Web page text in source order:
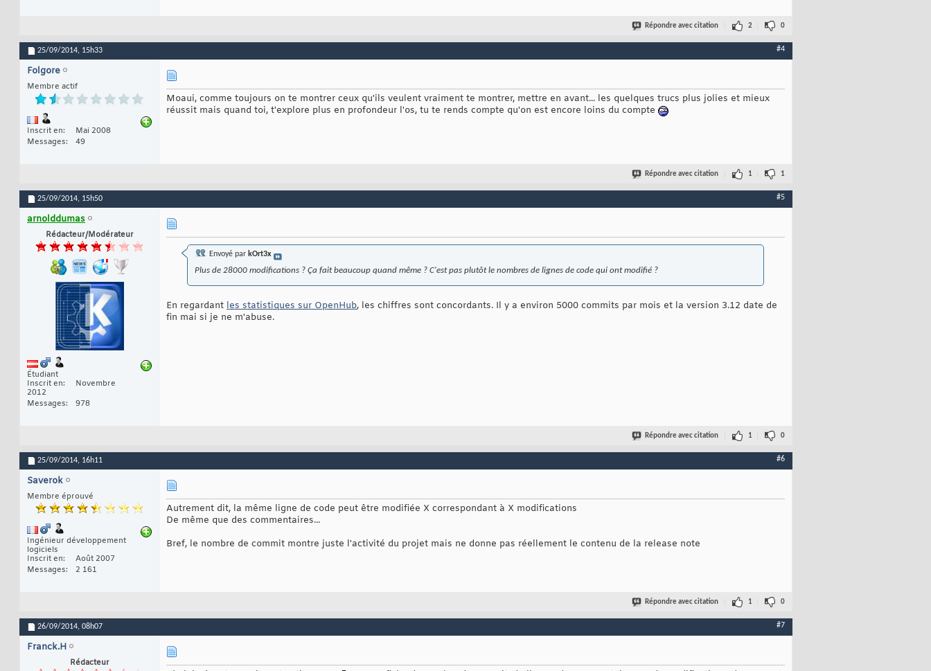
Répondre avec citation 2 0
25/09/2014, 15h33 #4
Folgore
Membre actif
Inscrit en
Mai 2008
Messages
49
Moaui, comme toujours on te montrer ceux qu'ils veulent vraiment te montrer, mettre en avant... les quelques trucs plus jolies et mieux
réussit mais quand toi, t'explore plus en profondeur l'os, tu te rends compte qu'on est encore loins du compte
Répondre avec citation 1 1
25/09/2014, 15h50 #5
arnolddumas
Rédacteur/Modérateur
Étudiant
Inscrit en
Novembre
2012
Messages
978
Envoyé par kOrt3x
Plus de 28000 modifications ? Ça fait beaucoup quand même ? C'est pas plutôt le nombres de lignes de code qui ont modifié ?
En regardant les statistiques sur OpenHub, les chiffres sont concordants. Il y a environ 5000 commits par mois et la version 3.12 date de
fin mai si je ne m'abuse.
Répondre avec citation 1 0
25/09/2014, 16h11 #6
Saverok
Membre éprouvé
Ingénieur développement
logiciels
Inscrit en
Août 2007
Messages
2 161
Autrement dit, la même ligne de code peut être modifiée X correspondant à X modifications
De même que des commentaires...
Bref, le nombre de commit montre juste l'activité du projet mais ne donne pas réellement le contenu de la release note
Répondre avec citation 1 0
26/09/2014, 08h07 #7
Franck.H
Rédacteur